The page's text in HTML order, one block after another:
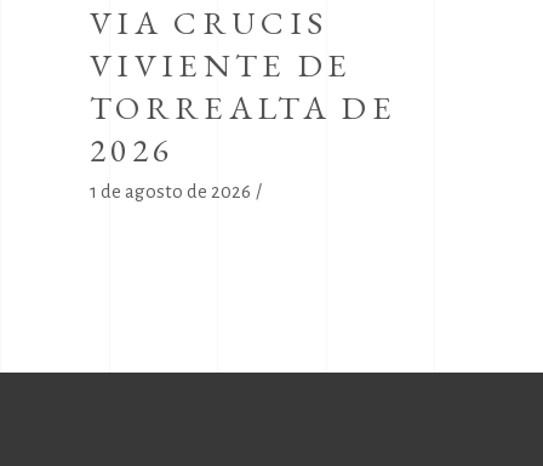
VIA CRUCIS
VIVIENTE DE
TORREALTA DE
2026
1 de agosto de 2026